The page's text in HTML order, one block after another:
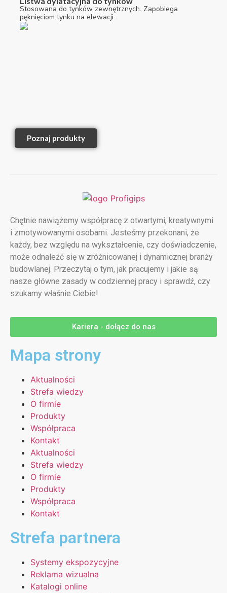
Stosowana do tynków zewnętrznych. Zapobiega
pęknięciom tynku na elewacji.
Poznaj produkty
Chętnie nawiążemy współpracę z otwartymi, kreatywnymi
i zmotywowanymi osobami. Jesteśmy przekonani, że
każdy, bez względu na wykształcenie, czy doświadczenie,
może odnaleźć się w zróżnicowanej i dynamicznej branży
budowlanej. Przeczytaj o tym, jak pracujemy i jakie są
nasze główne zasady w codziennej pracy i sprawdź, czy
szukamy właśnie Ciebie!
Kariera - dołącz do nas
Mapa strony
Aktualności
Strefa wiedzy
O firmie
Produkty
Współpraca
Kontakt
Aktualności
Strefa wiedzy
O firmie
Produkty
Współpraca
Kontakt
Strefa partnera
Systemy ekspozycyjne
Reklama wizualna
Katalogi online